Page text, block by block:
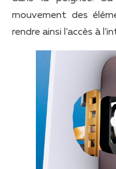
mouvement des
rendre ainsi l’accès à